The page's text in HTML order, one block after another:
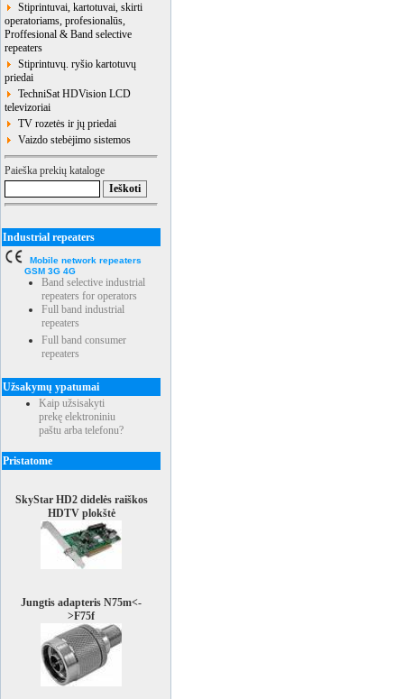
Stiprintuvai, kartotuvai, skirti
operatoriams, profesionalūs,
Proffesional & Band selective
repeaters
Stiprintuvų. ryšio kartotuvų
priedai
TechniSat HDVision LCD
televizoriai
TV rozetės ir jų priedai
Vaizdo stebėjimo sistemos
Paieška prekių kataloge
Industrial repeaters
Mobile network repeaters
GSM 3G 4G
Band selective industrial
repeaters for operators
Full band industrial
repeaters
Full band consumer
repeaters
Užsakymų ypatumai
Kaip užsisakyti
prekę elektroniniu
paštu arba telefonu?
Pristatome
SkyStar HD2 didelės raiškos
HDTV plokštė
Jungtis adapteris N75m<-
>F75f